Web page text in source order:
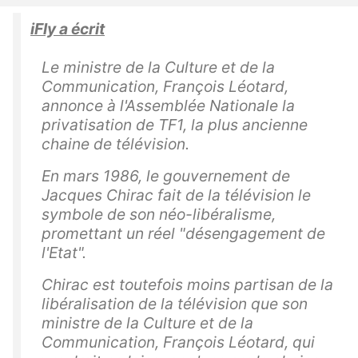
iFly a écrit
Le ministre de la Culture et de la
Communication, François Léotard,
annonce à l'Assemblée Nationale la
privatisation de TF1, la plus ancienne
chaine de télévision.
En mars 1986, le gouvernement de
Jacques Chirac fait de la télévision le
symbole de son néo-libéralisme,
promettant un réel "désengagement de
l'Etat".
Chirac est toutefois moins partisan de la
libéralisation de la télévision que son
ministre de la Culture et de la
Communication, François Léotard, qui